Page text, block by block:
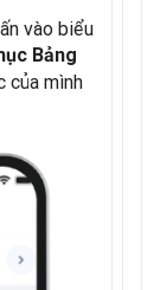
vào biểu
Bảng
của mình